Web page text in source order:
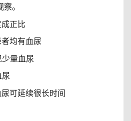
。
正比
均有血尿
量血尿
可延续很长时间